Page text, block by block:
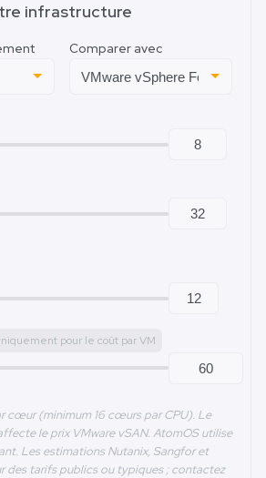
infrastructure
Comparer avec
pour le coût par VM
cœur (minimum 16 cœurs par CPU). Le
le prix VMware vSAN. AtomOS utilise
Les estimations Nutanix, Sangfor et
des tarifs publics ou typiques ; contactez